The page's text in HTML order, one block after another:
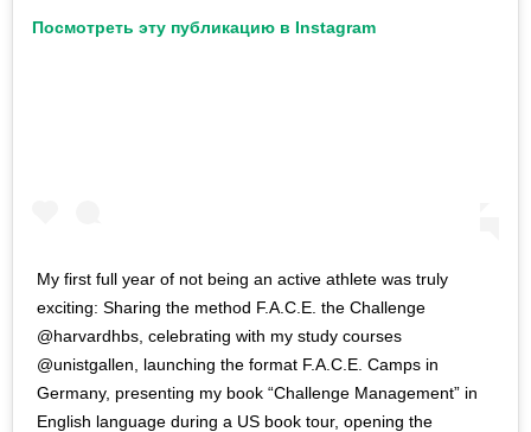
Посмотреть эту публикацию в Instagram
My first full year of not being an active athlete was truly
exciting: Sharing the method F.A.C.E. the Challenge
@harvardhbs, celebrating with my study courses
@unistgallen, launching the format F.A.C.E. Camps in
Germany, presenting my book “Challenge Management” in
English language during a US book tour, opening the